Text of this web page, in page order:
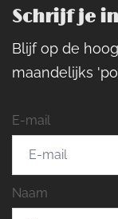
Schrijf je in
Blijf op de
maandelijks
E-mail
Naam